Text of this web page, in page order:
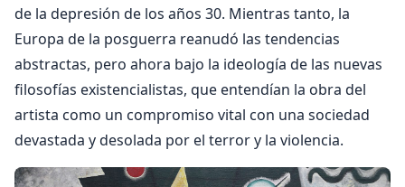
de la depresión de los años 30. Mientras tanto, la
Europa de la posguerra reanudó las tendencias
abstractas, pero ahora bajo la ideología de las nuevas
filosofías existencialistas, que entendían la obra del
artista como un compromiso vital con una sociedad
devastada y desolada por el terror y la violencia.